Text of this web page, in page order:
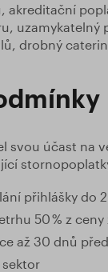
akreditační
uzamykatelný
drobný
svou účast na
přihlášky do
50 % z ceny
až 30 dnů
sektor